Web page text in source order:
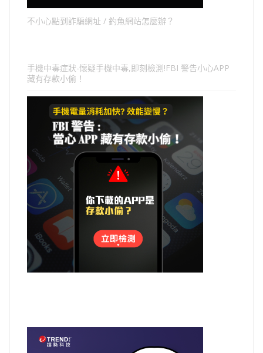
不小心點到詐騙網址 / 釣魚網站怎麼辦？
手機中毒症狀-懷疑手機中毒,即刻檢測!FBI 警告小心APP
藏有存款小偷！